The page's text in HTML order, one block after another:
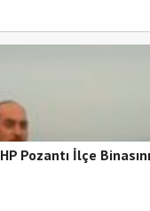
Pozantı İlçe